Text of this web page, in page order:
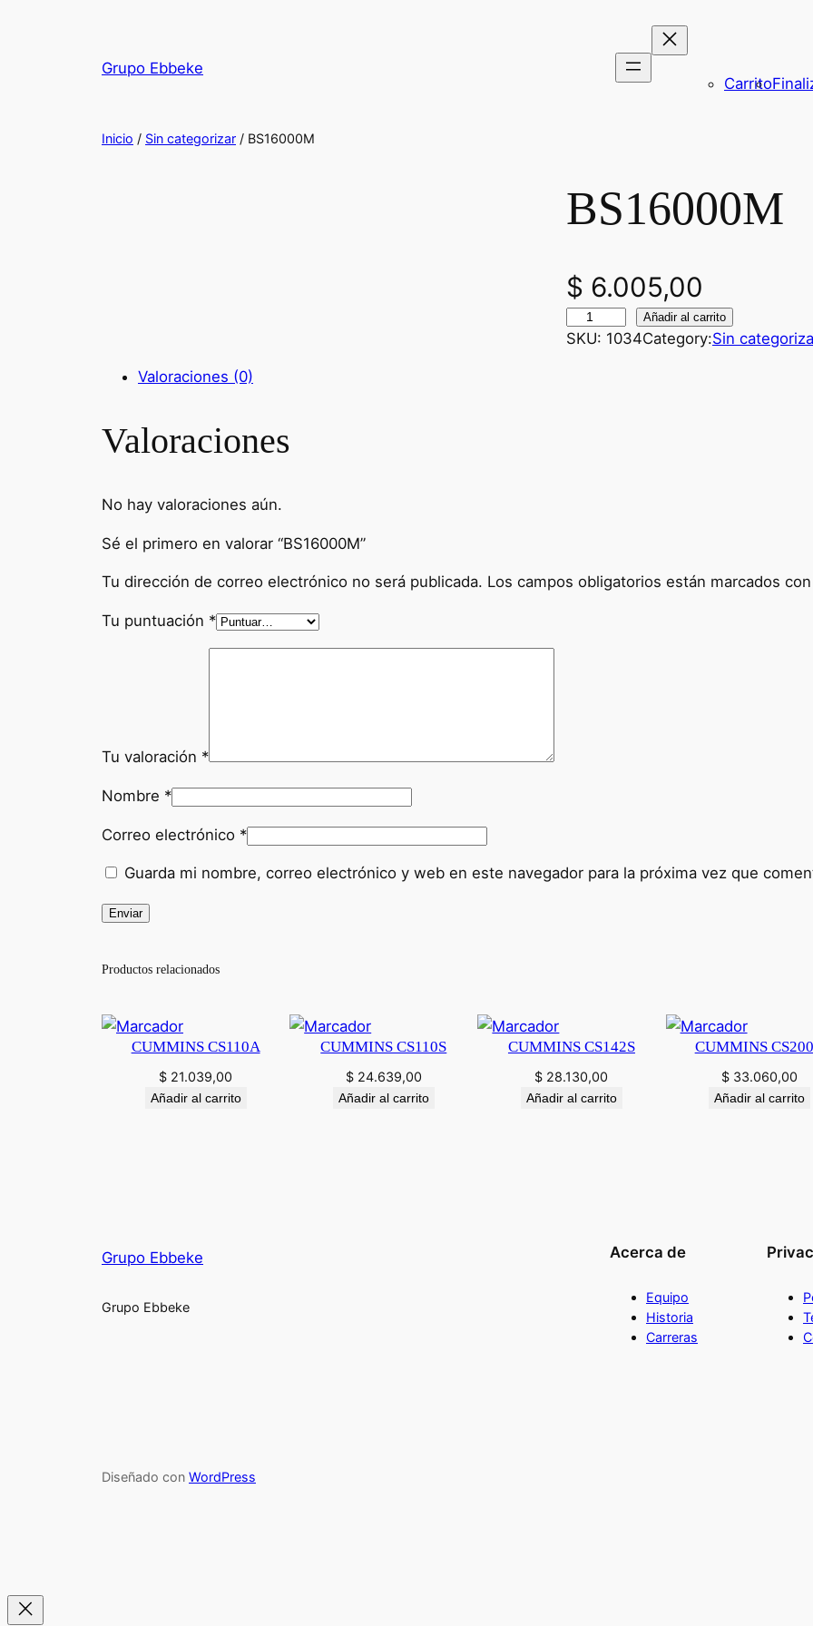
Grupo Ebbeke
Carrito
Inicio / Sin categorizar / BS16000M
BS16000M
$ 6.005,00
S
t
Añadir al carrito
SKU: 1034Category:Sin
Valoraciones (0)
Valoraciones
No hay valoraciones aún.
Sé el primero en valorar “BS16000M”
Tu dirección de correo electrónico no será publicada. Los campos obligatorios están marcados
Tu puntuación *
Tu valoración *
Nombre *
Correo electrónico *
Guarda mi nombre, correo electrónico y web en este navegador para la próxima vez que
Productos relacionados
CUMMINS CS110A
$ 21.039,00
Añadir al carrito
CUMMINS CS110S
$24.639,00
Añadir al carrito
CUMMINS CS142S
$ 28.130,00
Añadir al carrito
CUMMINS
$ 33.060,00
Añadir al carrito
Grupo Ebbeke
Grupo Ebbeke
Acerca de
Equipo
Historia
Carreras
Diseñado con WordPress